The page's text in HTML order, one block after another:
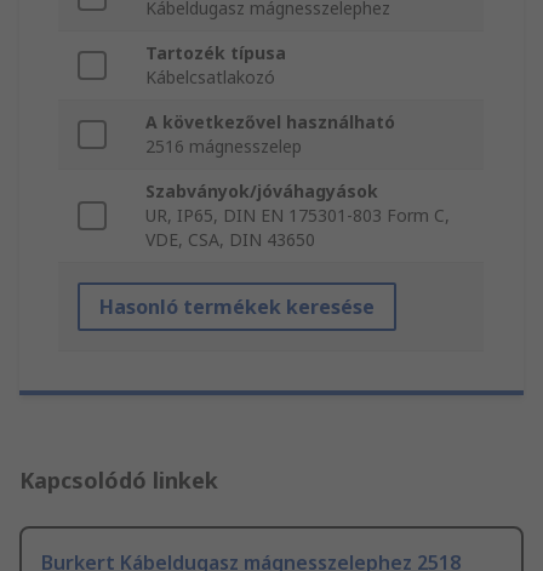
Kábeldugasz mágnesszelephez
Tartozék típusa
Kábelcsatlakozó
A következővel használható
2516 mágnesszelep
Szabványok/jóváhagyások
UR, IP65, DIN EN 175301-803 Form C,
VDE, CSA, DIN 43650
Hasonló termékek keresése
Kapcsolódó linkek
Burkert Kábeldugasz mágnesszelephez 2518